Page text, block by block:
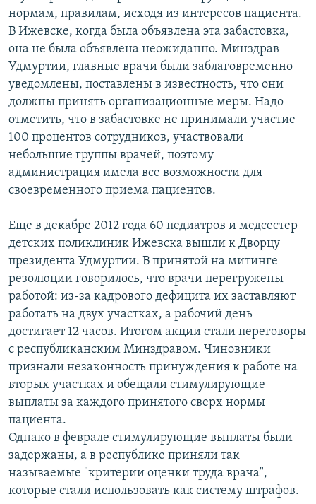
нормам, правилам, исходя из интересов пациента.
В Ижевске, когда была объявлена эта забастовка,
она не была объявлена неожиданно. Минздрав
Удмуртии, главные врачи были заблаговременно
уведомлены, поставлены в известность, что они
должны принять организационные меры. Надо
отметить, что в забастовке не принимали участие
100 процентов сотрудников, участвовали
небольшие группы врачей, поэтому
администрация имела все возможности для
своевременного приема пациентов.
Еще в декабре 2012 года 60 педиатров и медсестер
детских поликлиник Ижевска вышли к Дворцу
президента Удмуртии. В принятой на митинге
резолюции говорилось, что врачи перегружены
работой: из-за кадрового дефицита их заставляют
работать на двух участках, а рабочий день
достигает 12 часов. Итогом акции стали переговоры
с республиканским Минздравом. Чиновники
признали незаконность принуждения к работе на
вторых участках и обещали стимулирующие
выплаты за каждого принятого сверх нормы
пациента.
Однако в феврале стимулирующие выплаты были
задержаны, а в республике приняли так
называемые "критерии оценки труда врача",
которые стали использовать как систему штрафов.